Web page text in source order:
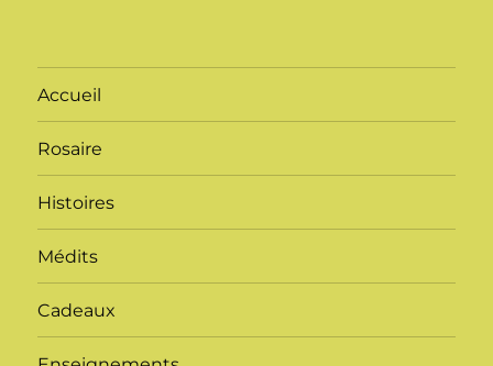
Accueil
Rosaire
Histoires
Médits
Cadeaux